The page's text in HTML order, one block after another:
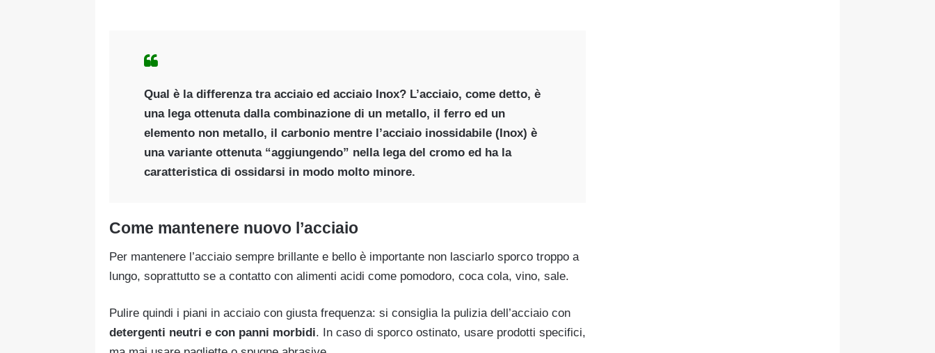
Qual è la differenza tra acciaio ed acciaio Inox? L’acciaio, come detto, è
una lega ottenuta dalla combinazione di un metallo, il ferro ed un
elemento non metallo, il carbonio mentre l’acciaio inossidabile (Inox) è
una variante ottenuta “aggiungendo” nella lega del cromo ed ha la
caratteristica di ossidarsi in modo molto minore.
Come mantenere nuovo l’acciaio
Per mantenere l’acciaio sempre brillante e bello è importante non lasciarlo sporco troppo a
lungo, soprattutto se a contatto con alimenti acidi come pomodoro, coca cola, vino, sale.
Pulire quindi i piani in acciaio con giusta frequenza: si consiglia la pulizia dell’acciaio con
detergenti neutri e con panni morbidi. In caso di sporco ostinato, usare prodotti specifici,